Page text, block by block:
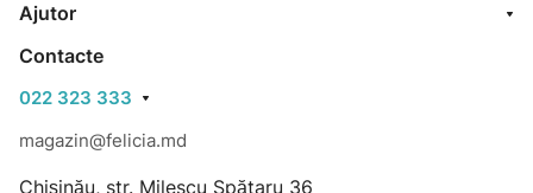
Ajutor
Contacte
022 323 333
magazin@felicia.md
Chișinău, str. Milescu Spătaru 36